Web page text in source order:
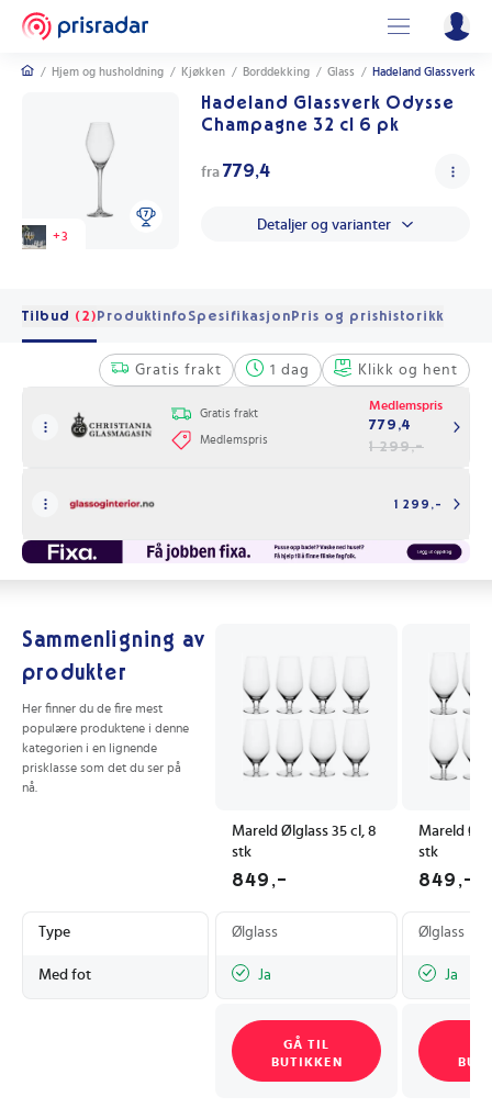
/ Hjem og husholdning / Kjøkken / Borddekking / Glass / Hadeland Glassverk
+3
Hadeland Glassverk Odysse
Champagne 32 cl 6 pk
fra 779,4
Detaljer og varianter
Tilbud (2)Produktinfo SpesifikasjonPris og prishistorikk
Gratis frakt 1 dag Klikk og hent
Gratis frakt
Medlemspris
Medlemspris
779,4
1 299,-
1 299,-
Sammenligning av
produkter
Her finner du de fire mest
populære produktene i denne
kategorien i en lignende
prisklasse som det du ser på
nå.
Mareld Ølglass 35 cl, 8
stk
849,-
Mareld
stk
849,-
Type Ølglass Ølglass
Med fot Ja Ja
GÅ TIL
BUTIKKEN